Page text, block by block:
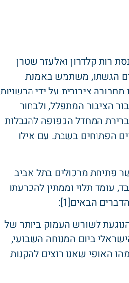
רות קלדרון ואלעזר שטרן
הגשתו, משתמש באמנת
ציבורית על ידי הרשויות
הציבור המתפלל, ולבחור
המחדל הכפופה להגבלות
הפתוחים בשבת. עם אילו
פתיחת מרכולים בתל אביב
עומד תלוי וממתין להכרעתו
הבאים[1]:
לשורש העמוק ביותר של
ביום המנוחה השבועי,
האופי שאנו רוצים להקנות